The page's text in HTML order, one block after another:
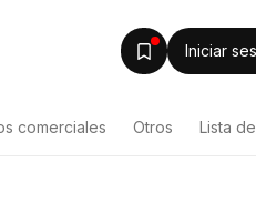
Iniciar
comerciales Otros Lista